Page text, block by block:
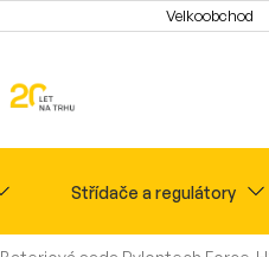
Velkoobchod
Střídače a regulátory